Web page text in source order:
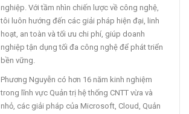
nghiệp. Với tầm nhìn chiến lược về công nghệ,
tôi luôn hướng đến các giải pháp hiện đại, linh
hoạt, an toàn và tối ưu chi phí, giúp doanh
nghiệp tận dụng tối đa công nghệ để phát triển
bền vững.
Phương Nguyễn có hơn 16 năm kinh nghiệm
trong lĩnh vực Quản trị hệ thống CNTT vừa và
nhỏ, các giải pháp của Microsoft, Cloud, Quản